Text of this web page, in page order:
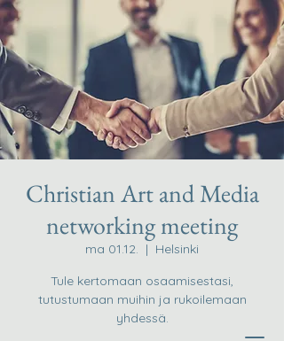
Christian Art and Media
networking meeting
ma 01.12.
  |
Helsinki
Tule kertomaan osaamisestasi,
tutustumaan muihin ja rukoilemaan
yhdessä.